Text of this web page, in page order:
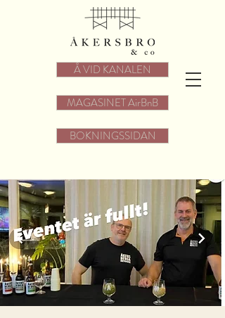
Å VID KANALEN
MAGASINET AirBnB
BOKNINGSSIDAN